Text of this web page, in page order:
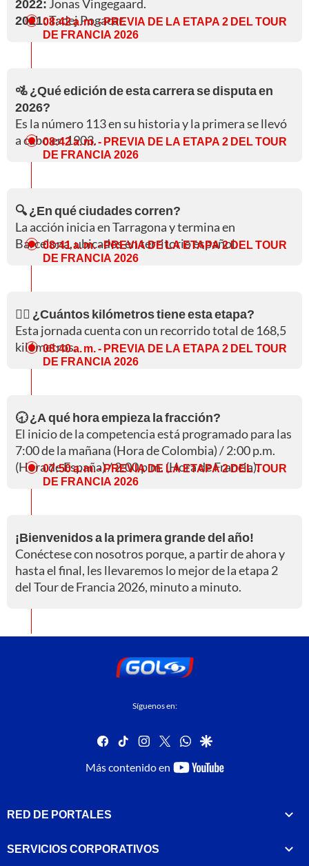
2022: Jonas Vingegaard.
2021:Tadej Pogacar.
08:42 a. m.- PREVIA DE LA ETAPA 2 DEL TOUR
DE FRANCIA 2026
🚵 ¿Qué edición de esta carrera se disputa en
2026?
Es la número 113 en su historia y la primera se llevó
a cabo en 1903.
08:42 a. m.- PREVIA DE LA ETAPA 2 DEL TOUR
DE FRANCIA 2026
🔍 ¿En qué ciudades corren?
La acción inicia en Tarragona y termina en
Barcelona, ubicados en territorio español.
08:41 a. m.- PREVIA DE LA ETAPA 2 DEL TOUR
DE FRANCIA 2026
🚵‍♀️ ¿Cuántos kilómetros tiene esta etapa?
Esta jornada cuenta con un recorrido total de 168,5
kilómetros.
08:40 a. m.- PREVIA DE LA ETAPA 2 DEL TOUR
DE FRANCIA 2026
🕣 ¿A qué hora empieza la fracción?
El inicio de la competencia está programado para las
7:00 de la mañana (Hora de Colombia) / 2:00 p.m.
(Hora de España) / 2:00 p.m. (Hora de Francia).
07:50 a. m.- PREVIA DE LA ETAPA 2 DEL TOUR
DE FRANCIA 2026
¡Bienvenidos a la primera grande del año!
Conéctese con nosotros porque, a partir de ahora y
hasta el final, les llevaremos lo mejor de la etapa 2
del Tour de Francia 2026, minuto a minuto.
Síguenos en:
facebook
tiktok instagram
twitterwhatsapp
google
Más contenido en
youtube-
RED DE PORTALES
SERVICIOS CORPORATIVOS